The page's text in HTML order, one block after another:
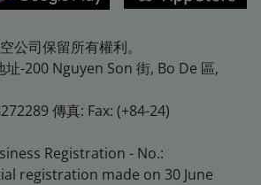
公司保留所有權利。
址-200 Nguyen Son 街, Bo De 區,
傳真: Fax: (+84-24)
Registration - No.:
registration made on 30 June